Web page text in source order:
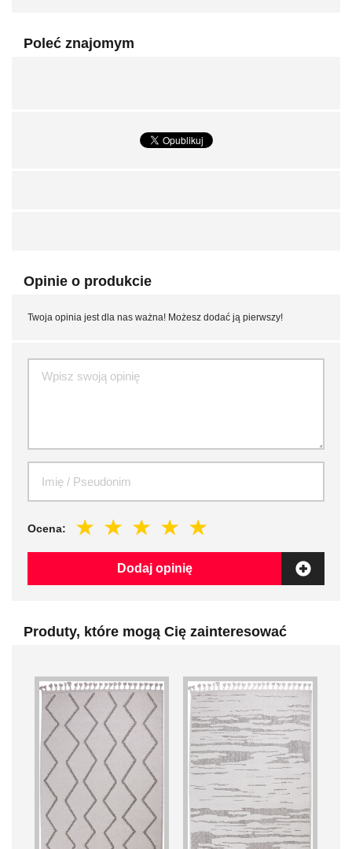
Poleć znajomym
Opinie o produkcie
Twoja opinia jest dla nas ważna! Możesz dodać ją pierwszy!
Ocena:
Dodaj opinię
Produty, które mogą Cię zainteresować